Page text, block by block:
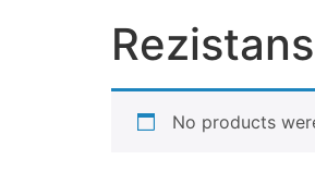
Rezistans
No products